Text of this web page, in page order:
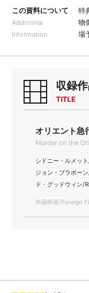
この資料について
Additional
Information
特
物
場
収録
TITLE
オリエント急
Murder on the
シドニー・ルメッ
ジョン・ブラボー
ド・グッドウィン/
外国映画/Foreign